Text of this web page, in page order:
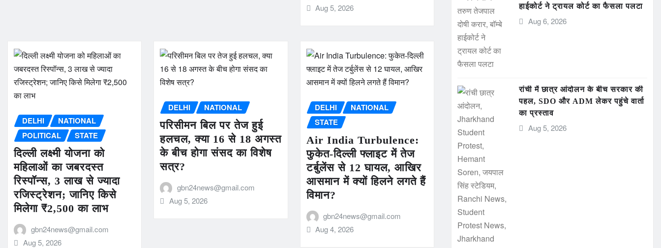
Aug 5, 2026
DELHI
NATIONAL
POLITICAL
STATE
दिल्ली लक्ष्मी योजना को
महिलाओं का जबरदस्त
रिस्पॉन्स, 3 लाख से ज्यादा
रजिस्ट्रेशन; जानिए किसे
मिलेगा ₹2,500 का लाभ
gbn24news@gmail.com
Aug 5, 2026
DELHI NATIONAL
परिसीमन बिल पर तेज हुई
हलचल, क्या 16 से 18 अगस्त
के बीच होगा संसद का विशेष
सत्र?
gbn24news@gmail.com
Aug 5, 2026
DELHI
NATIONAL
STATE
Air India Turbulence:
फुकेत-दिल्ली फ्लाइट में तेज
टर्बुलेंस से 12 घायल, आखिर
आसमान में क्यों हिलने लगते हैं
विमान?
gbn24news@gmail.com
Aug 4, 2026
हाईकोर्ट ने ट्रायल कोर्ट का फैसला पलटा
Aug 6, 2026
रांची में छात्र आंदोलन के बीच सरकार की
पहल, SDO और ADM लेकर पहुंचे वार्ता
का प्रस्ताव
Aug 5, 2026